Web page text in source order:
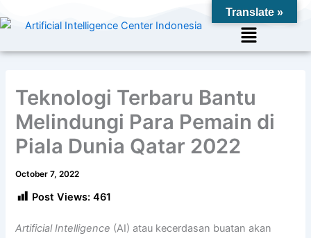
to
Menu
Teknologi Terbaru Bantu
Melindungi Para Pemain di
Piala Dunia Qatar 2022
October 7, 2022
Post Views: 461
Artificial Intelligence (AI) atau kecerdasan buatan akan
Translate »